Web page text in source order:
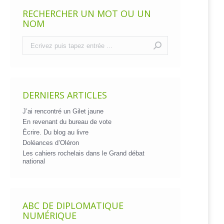
RECHERCHER UN MOT OU UN
NOM
DERNIERS ARTICLES
J’ai rencontré un Gilet jaune
En revenant du bureau de vote
Écrire. Du blog au livre
Doléances d’Oléron
Les cahiers rochelais dans le Grand débat
national
ABC DE DIPLOMATIQUE
NUMÉRIQUE